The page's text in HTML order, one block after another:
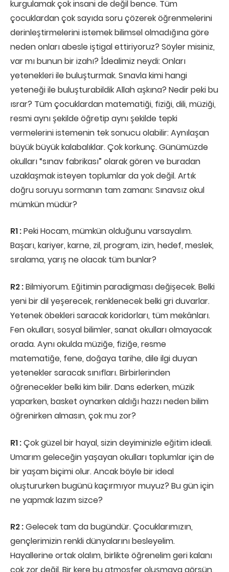
kurgulamak çok insani de değil bence. Tüm
çocuklardan çok sayıda soru çözerek öğrenmelerini
derinleştirmelerini istemek bilimsel olmadığına göre
neden onları abesle iştigal ettiriyoruz? Söyler misiniz,
var mı bunun bir izahı? İdealimiz neydi: Onları
yetenekleri ile buluşturmak. Sınavla kimi hangi
yeteneği ile buluşturabildik Allah aşkına? Nedir peki bu
ısrar? Tüm çocuklardan matematiği, fiziği, dili, müziği,
resmi aynı şekilde öğretip aynı şekilde tepki
vermelerini istemenin tek sonucu olabilir: Aynılaşan
büyük büyük kalabalıklar. Çok korkunç. Günümüzde
okulları “sınav fabrikası” olarak gören ve buradan
uzaklaşmak isteyen toplumlar da yok değil. Artık
doğru soruyu sormanın tam zamanı: Sınavsız okul
mümkün müdür?
R1 :Peki Hocam, mümkün olduğunu varsayalım.
Başarı, kariyer, karne, zil, program, izin, hedef, meslek,
sıralama, yarış ne olacak tüm bunlar?
R2 :Bilmiyorum. Eğitimin paradigması değişecek. Belki
yeni bir dil yeşerecek, renklenecek belki gri duvarlar.
Yetenek öbekleri saracak koridorları, tüm mekânları.
Fen okulları, sosyal bilimler, sanat okulları olmayacak
orada. Aynı okulda müziğe, fiziğe, resme
matematiğe, fene, doğaya tarihe, dile ilgi duyan
yetenekler saracak sınıfları. Birbirlerinden
öğrenecekler belki kim bilir. Dans ederken, müzik
yaparken, basket oynarken aldığı hazzı neden bilim
öğrenirken almasın, çok mu zor?
R1 :Çok güzel bir hayal, sizin deyiminizle eğitim ideali.
Umarım geleceğin yaşayan okulları toplumlar için de
bir yaşam biçimi olur. Ancak böyle bir ideal
oluştururken bugünü kaçırmıyor muyuz? Bu gün için
ne yapmak lazım sizce?
R2 :Gelecek tam da bugündür. Çocuklarımızın,
gençlerimizin renkli dünyalarını besleyelim.
Hayallerine ortak olalım, birlikte öğrenelim geri kalanı